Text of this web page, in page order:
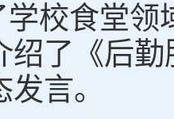
学校食堂
绍了《后勤
言。